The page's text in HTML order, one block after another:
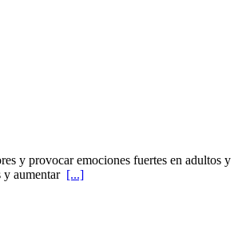
y provocar emociones fuertes en adultos y
y aumentar [...]